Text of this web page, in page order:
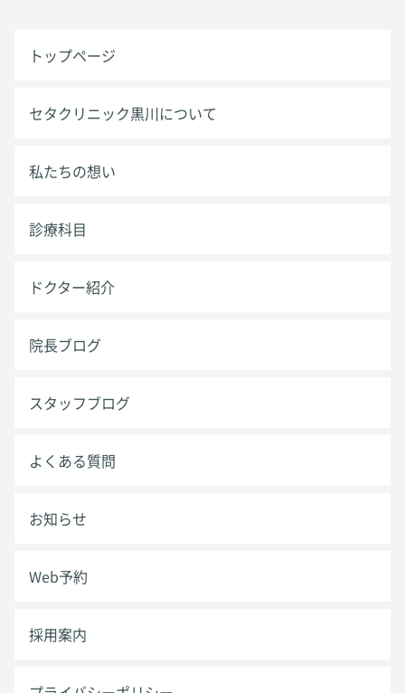
トップページ
セタクリニック黒川について
私たちの想い
診療科目
ドクター紹介
院長ブログ
スタッフブログ
よくある質問
お知らせ
Web予約
採用案内